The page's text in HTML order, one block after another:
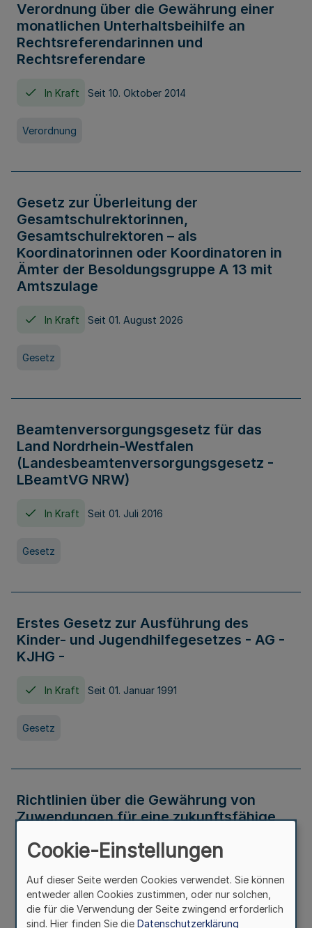
Verordnung über die Gewährung einer
monatlichen Unterhaltsbeihilfe an
Rechtsreferendarinnen und
Rechtsreferendare
In Kraft Seit 10. Oktober 2014
Verordnung
Gesetz zur Überleitung der
Gesamtschulrektorinnen,
Gesamtschulrektoren – als
Koordinatorinnen oder Koordinatoren in
Ämter der Besoldungsgruppe A 13 mit
Amtszulage
In Kraft Seit 01. August 2026
Gesetz
Beamtenversorgungsgesetz für das
Land Nordrhein-Westfalen
(Landesbeamtenversorgungsgesetz -
LBeamtVG NRW)
In Kraft Seit 01. Juli 2016
Gesetz
Erstes Gesetz zur Ausführung des
Kinder- und Jugendhilfegesetzes - AG -
KJHG -
In Kraft Seit 01. Januar 1991
Gesetz
Richtlinien über die Gewährung von
Zuwendungen für eine zukunftsfähige
Nordrhein-Westfalen
In Kraft
Verwaltungsvorschrift
Cookie-Einstellungen
Auf dieser Seite werden Cookies verwendet. Sie können
entweder allen Cookies zustimmen, oder nur solchen,
die für die Verwendung der Seite zwingend erforderlich
sind. Hier finden Sie die Datenschutzerklärung